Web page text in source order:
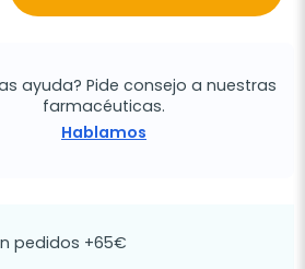
ayuda? Pide consejo a nuestras
farmacéuticas.
Hablamos
pedidos +65€